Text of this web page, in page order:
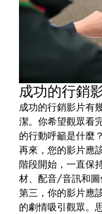
成功的行銷
成功的行銷影片有
潔。你希望觀眾看
的行動呼籲是什麼？
再來，您的影片應
階段開始，一直保
材、配音/音訊和
第三，你的影片應
的劇情吸引觀眾。